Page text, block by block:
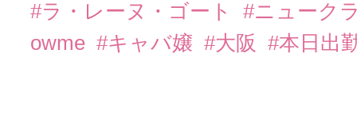
#ラ・レーヌ・ゴート
#ニューク
owme #キャバ嬢 #大阪 #本日出